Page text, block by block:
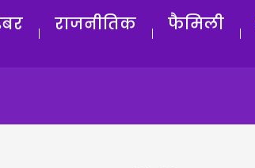
राजनीतिक फैमिली